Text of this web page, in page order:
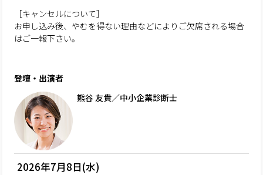
［キャンセルについて］
お申し込み後、やむを得ない理由などによりご欠席される場合
はご一報下さい。
登壇・出演者
熊谷 友貴／中小企業診断士
2026年7月8日(水)